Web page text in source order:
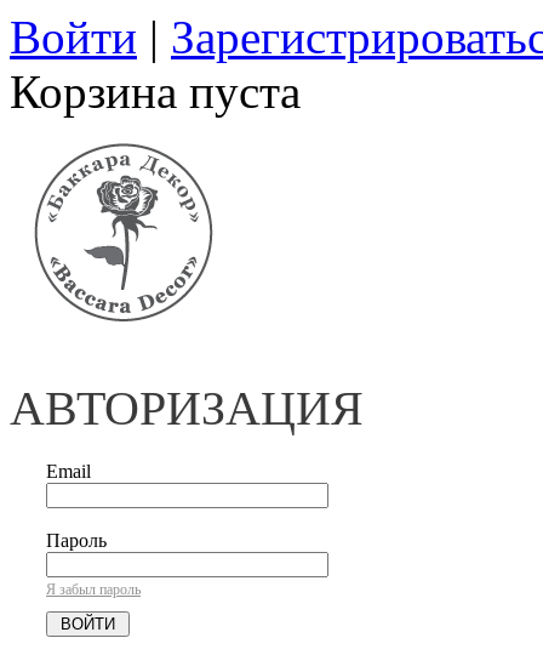
Войти |
Корзина пуста
АВТОРИЗАЦИЯ
Email
Пароль
Я забыл пароль